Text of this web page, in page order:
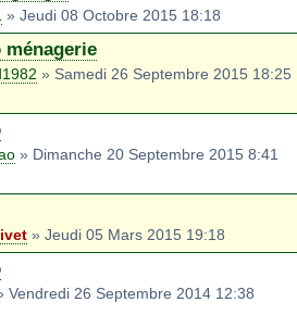
» Jeudi 08 Octobre 2015 18:18
» Samedi 26 Septembre 2015 18:25
» Dimanche 20 Septembre 2015 8:41
» Jeudi 05 Mars 2015 19:18
Vendredi 26 Septembre 2014 12:38